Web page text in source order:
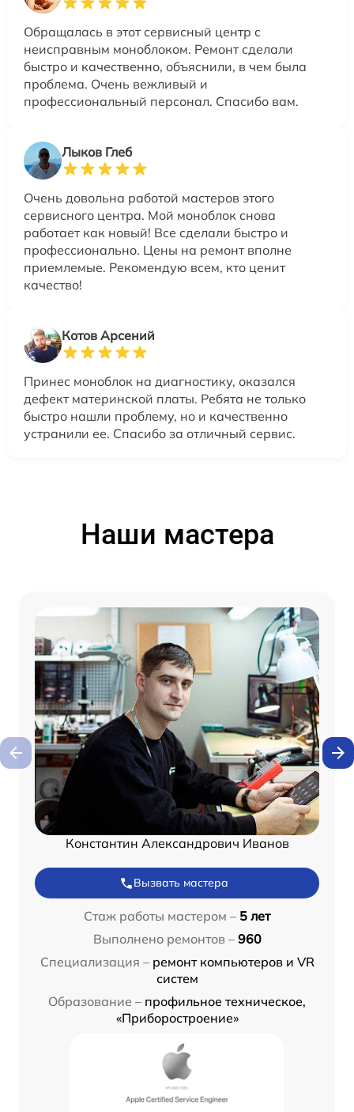
Обращалась в этот сервисный центр с
неисправным моноблоком. Ремонт сделали
быстро и качественно, объяснили, в чем была
проблема. Очень вежливый и
профессиональный персонал. Спасибо вам.
Лыков Глеб
Очень довольна работой мастеров этого
сервисного центра. Мой моноблок снова
работает как новый! Все сделали быстро и
профессионально. Цены на ремонт вполне
приемлемые. Рекомендую всем, кто ценит
качество!
Котов Арсений
Принес моноблок на диагностику, оказался
дефект материнской платы. Ребята не только
быстро нашли проблему, но и качественно
устранили ее. Спасибо за отличный сервис.
Наши мастера
Константин Александрович Иванов
Вызвать мастера
Стаж работы мастером – 5 лет
Выполнено ремонтов – 960
Специализация – ремонт компьютеров и VR
систем
Образование – профильное техническое,
«Приборостроение»